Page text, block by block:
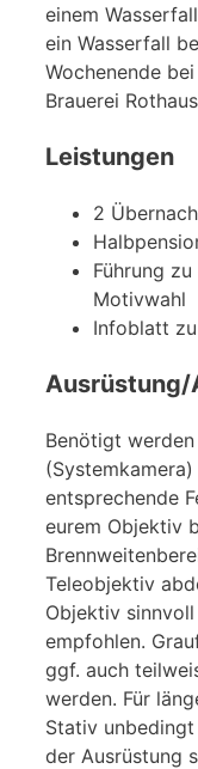
einem
ein Wasserfall
Wochenende
Brauerei
Leistungen
2
Führung
Motivwahl
Infoblatt
Ausrüstung/
Benötigt werden
entsprechende
eurem Objektiv
Teleobjektiv
Objektiv
empfohlen.
ggf. auch
werden. Für
Stativ
der Ausrüstung